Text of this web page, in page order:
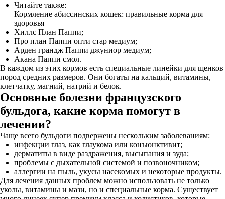
Читайте также:
Кормление абиссинских кошек: правильные корма для
здоровья
Хиллс План Паппи;
Про план Паппи опти стар медиум;
Арден грандж Паппи джуниор медиум;
Акана Паппи смол.
В каждом из этих кормов есть специальные линейки для щенков
пород средних размеров. Они богаты на кальций, витамины,
клетчатку, магний, натрий и белок.
Основные болезни французского
бульдога, какие корма помогут в
лечении?
Чаще всего бульдоги подвержены нескольким заболеваниям:
инфекции глаз, как глаукома или конъюнктивит;
дерматиты в виде раздражения, высыпания и зуда;
проблемы с дыхательной системой и позвоночником;
аллергии на пыль, укусы насекомых и некоторые продукты.
Для лечения данных проблем можно использовать не только
уколы, витамины и мази, но и специальные корма. Существует